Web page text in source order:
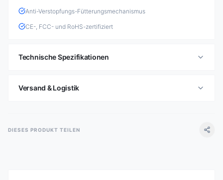
Anti-Verstopfungs-Fütterungsmechanismus
CE-, FCC- und RoHS-zertifiziert
Technische Spezifikationen
Versand & Logistik
DIESES PRODUKT TEILEN